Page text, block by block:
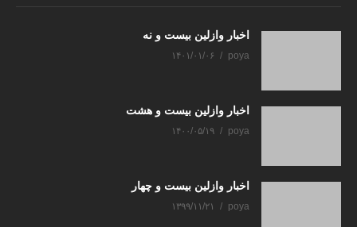
اخبار وازلین بیست و نه
poya ۱۴۰۱/۰۱/۰۶
اخبار وازلین بیست و هشت
poya ۱۴۰۰/۰۵/۱۹
اخبار وازلین بیست و چهار
poya ۱۳۹۹/۱۱/۲۱